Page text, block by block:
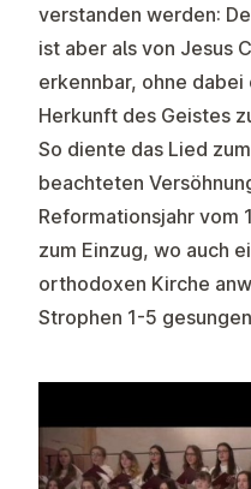
verstanden werden:
ist aber als von Jesus
erkennbar, ohne
Herkunft des Geistes
So diente das Lied
beachteten
Reformationsjahr vom
zum Einzug, wo auch
orthodoxen Kirche
Strophen 1-5